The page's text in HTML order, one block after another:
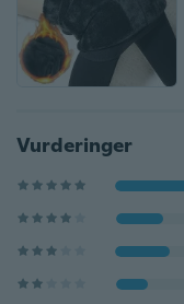
Vurderinger